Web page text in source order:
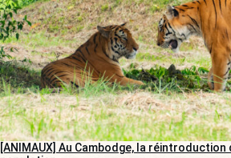
[ANIMAUX] Au Cambodge, la réintroduction